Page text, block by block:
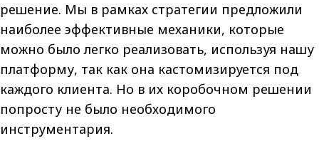
решение. Мы в рамках стратегии предложили
наиболее эффективные механики, которые
можно было легко реализовать, используя нашу
платформу, так как она кастомизируется под
каждого клиента. Но в их коробочном решении
попросту не было необходимого
инструментария.